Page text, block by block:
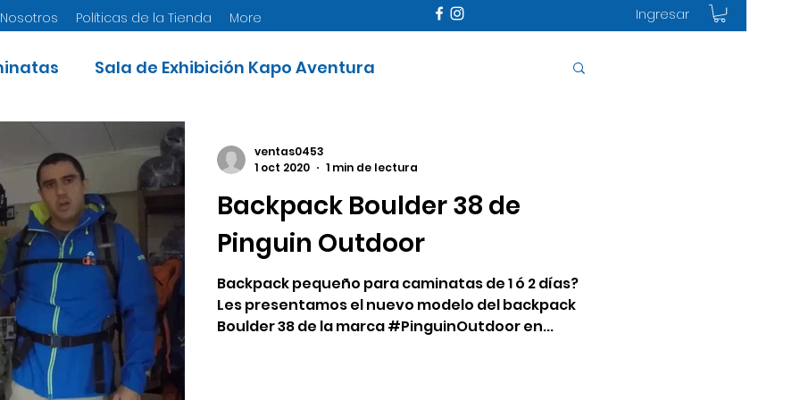
Ingresar
Políticas de la Tienda More
Sala de Exhibición Kapo Aventura
Backpack Boulder 38 de
Pinguin Outdoor
Backpack pequeño para caminatas de 1 ó 2 días?
Les presentamos el nuevo modelo del backpack
Boulder 38 de la marca #PinguinOutdoor en...
ventas0453
1 oct 2020
1 min de lectura